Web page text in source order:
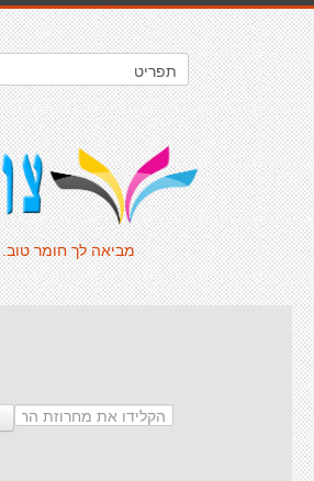
מביאה לך חומר טוב.